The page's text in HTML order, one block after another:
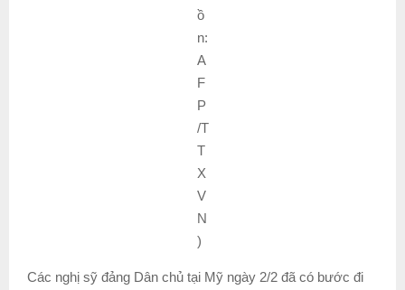
ồ
n:
A
F
P
/T
T
X
V
N
)
Các nghị sỹ đảng Dân chủ tại Mỹ ngày 2/2 đã có bước đi